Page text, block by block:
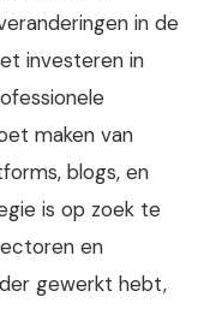
in de
investeren in
maken van
blogs, en
is op zoek te
en
gewerkt hebt,